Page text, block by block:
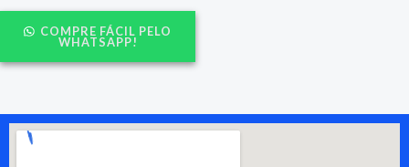
COMPRE FÁCIL PELO
WHATSAPP!